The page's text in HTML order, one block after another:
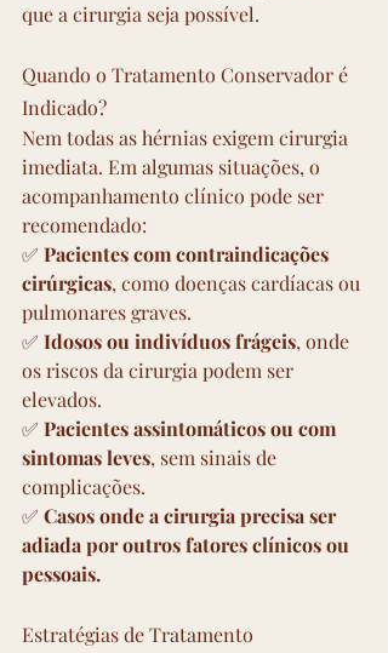
que a cirurgia seja possível.
Quando o Tratamento Conservador é
Indicado?
Nem todas as hérnias exigem cirurgia
imediata. Em algumas situações, o
acompanhamento clínico pode ser
recomendado:
✅ Pacientes com contraindicações
cirúrgicas, como doenças cardíacas ou
pulmonares graves.
✅ Idosos ou indivíduos frágeis, onde
os riscos da cirurgia podem ser
elevados.
✅ Pacientes assintomáticos ou com
sintomas leves, sem sinais de
complicações.
✅ Casos onde a cirurgia precisa ser
adiada por outros fatores clínicos ou
pessoais.
Estratégias de Tratamento